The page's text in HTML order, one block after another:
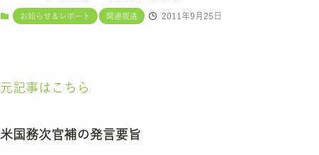
お知らせ＆レポート 関連報道 2011年9月25日
元記事はこちら
米国務次官補の発言要旨